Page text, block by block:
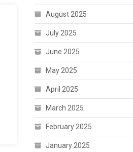
August 2025
July 2025
June 2025
May 2025
April 2025
March 2025
February 2025
January 2025